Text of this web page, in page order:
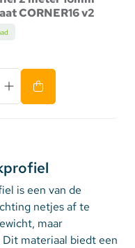
CORNER16 v2
is een van de
netjes af te
maar
materiaal biedt een